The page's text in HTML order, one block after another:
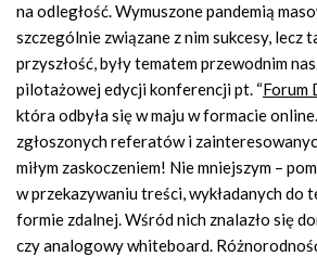
na odległość. Wymuszone pandemią
szczególnie związane z nim sukcesy, lecz
przyszłość, były tematem przewodnim
pilotażowej edycji konferencji pt. “Forum
która odbyła się w maju w formacie
zgłoszonych referatów i
miłym zaskoczeniem! Nie mniejszym –
w przekazywaniu treści, wykładanych do
formie zdalnej. Wśród nich znalazło się
czy analogowy whiteboard.